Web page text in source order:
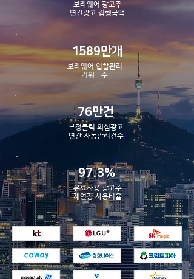
보라웨어 광고주
​연간광고 집행금액
1589만개
보라웨어 입찰관리
​키워드수
76만건
부정클릭 의심광고
​연간 자동관리건수
97.3%
유료사용 광고주
​재연장 사용비율